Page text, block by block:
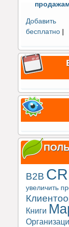
Добавить
бесплатно
B2B
увеличить
Книги